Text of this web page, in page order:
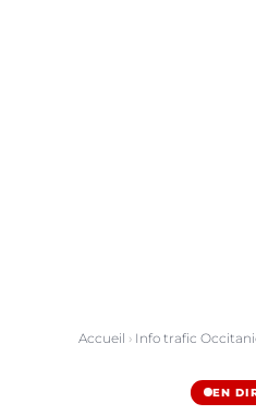
Accueil › Info trafic
EN